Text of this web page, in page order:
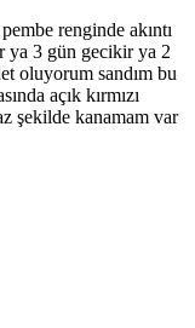
renginde akıntı
ya 3 gün gecikir ya 2
oluyorum sandım bu
açık kırmızı
şekilde kanamam var